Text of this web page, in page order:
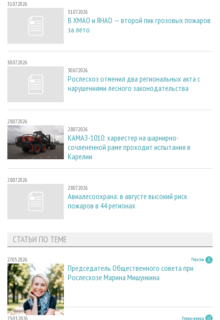
31.07.2026
31.07.2026
В ХМАО и ЯНАО — второй пик грозовых пожаров
за лето
30.07.2026
30.07.2026
Рослесхоз отменил два региональных акта с
нарушениями лесного законодательства
28.07.2026
28.07.2026
КАМАЗ-1010: харвестер на шарнирно-
сочлененной раме проходит испытания в
Карелии
28.07.2026
28.07.2026
Авиалесоохрана: в августе высокий риск
пожаров в 44 регионах
СТАТЬИ ПО ТЕМЕ
27.05.2026 Персона
Председатель Общественного совета при
Рослесхозе Марина Мишункина
23.03.2026 Регион номера